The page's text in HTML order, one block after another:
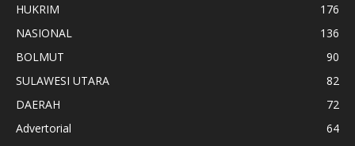
HUKRIM
176
NASIONAL
136
BOLMUT
90
SULAWESI UTARA
82
DAERAH
72
Advertorial
64